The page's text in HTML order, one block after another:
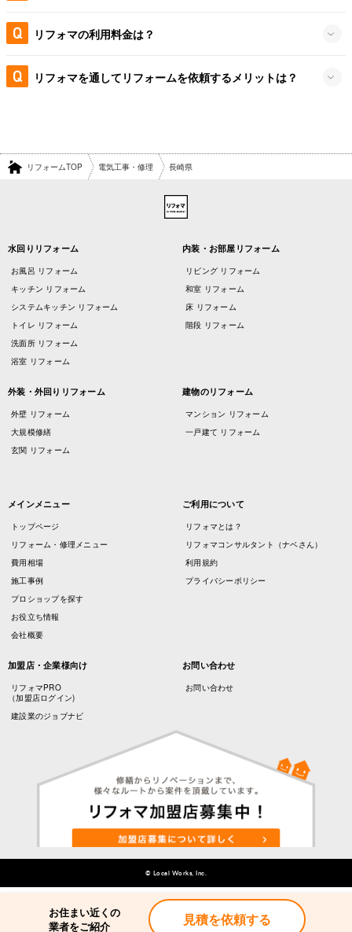
お住まい近くの
業者をご紹介
見積を依頼する
リフォマの利用料金は？
リフォマを通してリフォームを依頼するメリットは？
リフォームTOP 電気工事・修理 長崎県
水回りリフォーム
お風呂 リフォーム
キッチン リフォーム
システムキッチン リフォーム
トイレ リフォーム
洗面所 リフォーム
浴室 リフォーム
内装・お部屋リフォーム
リビング リフォーム
和室 リフォーム
床 リフォーム
階段 リフォーム
外装・外回りリフォーム
外壁 リフォーム
大規模修繕
玄関 リフォーム
建物のリフォーム
マンション リフォーム
一戸建て リフォーム
メインメニュー
トップページ
リフォーム・修理メニュー
費用相場
施工事例
プロショップを探す
お役立ち情報
会社概要
ご利用について
リフォマとは？
リフォマコンサルタント（ナベさん）
利用規約
プライバシーポリシー
加盟店・企業様向け
リフォマPRO
（加盟店ログイン)
建設業のジョブナビ
お問い合わせ
お問い合わせ
© Local Works, Inc.
お住まい近くの
業者をご紹介
見積を依頼する